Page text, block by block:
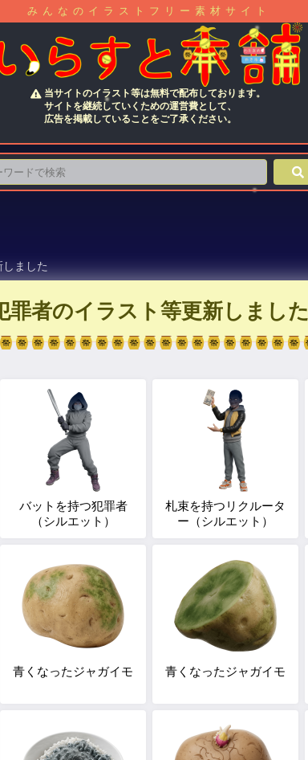
みんなのイラストフリー素材サイト
当サイトのイラスト等は無料で配布しております。
サイトを継続していくための運営費として、
広告を掲載していることをご了承ください。
ました
罪者のイラスト等更新しました
バットを持つ犯罪者
（シルエット）
札束を持つリクルータ
ー（シルエット）
青くなったジャガイモ 青くなったジャガイモ